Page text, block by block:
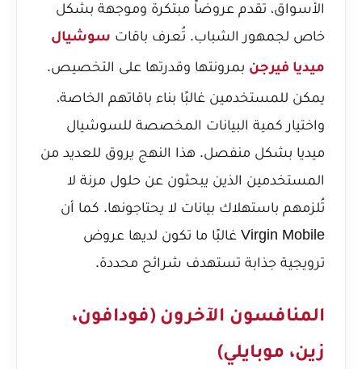
الأسواق، تقدم عروضاً مبتكرة وموجهة بشكل
خاص لجمهور الشباب. تُعرف باقات سوشيال
ميديا فيرجن بمرونتها وقدرتها على التخصيص.
يمكن للمستخدمين غالبًا بناء باقاتهم الخاصة،
واختيار كمية البيانات المخصصة للسوشيال
ميديا بشكل منفصل. هذا النهج يروق للعديد من
المستخدمين الذين يبحثون عن حلول مرنة لا
تُلزمهم باستهلاك بيانات لا يحتاجونها. كما أن
Virgin Mobile غالبًا ما تكون لديها عروض
ترويجية جذابة تستهدف شرائح محددة.
المنافسون الآخرون (فودافون،
زين، موبايلي)